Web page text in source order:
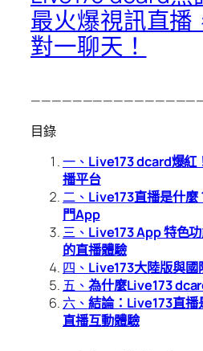
最火爆視訊直播
對一聊天！
目錄
一、 Live173 dcard爆紅
播平台
二、 Live173直播是什
門App
三、 Live173 App 特色
的直播體驗
四、 Live173大陸版與國
五、 為什麼Live173
六、 結論：Live173直播
直播互動體驗